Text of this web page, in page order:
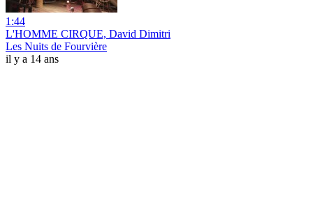
1:44
L'HOMME CIRQUE, David Dimitri
Les Nuits de Fourvière
il y a 14 ans